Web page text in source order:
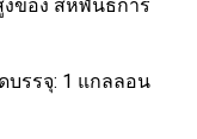
ของ สหพันธ์การ
: 1 แกลลอน